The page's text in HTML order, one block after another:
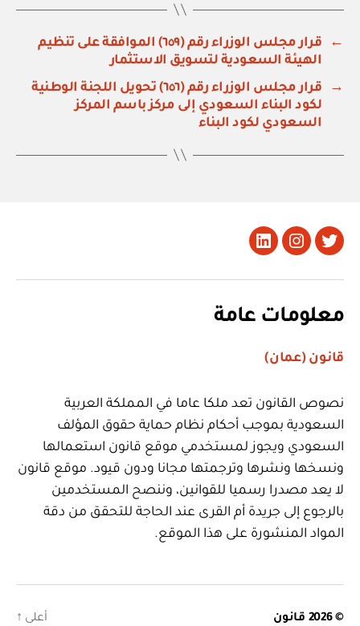
←
قرار مجلس الوزراء رقم (٦٥٩) الموافقة على تنظيم
الهيئة السعودية لتسويق الاستثمار
→
قرار مجلس الوزراء رقم (٦٥٦) تحويل اللجنة الوطنية
لكود البناء السعودي إلى مركز باسم المركز
السعودي لكود البناء
تويتر Instagram
LinkedIn
معلومات عامة
قانون (عمان)
نصوص القانون تعد ملكا عاما في المملكة العربية
السعودية بموجب أحكام نظام حماية حقوق المؤلف
السعودي ويجوز لمستخدمي موقع قانون استعمالها
ونسخها ونشرها وترجمتها مجانا ودون قيود. موقع قانون
لا يعد مصدرا رسميا للقوانين، وننصح المستخدمين
بالرجوع إلى جريدة أم القرى عند الحاجة للتحقق من دقة
المواد المنشورة على هذا الموقع.
© 2026 قانون أعلى ↑